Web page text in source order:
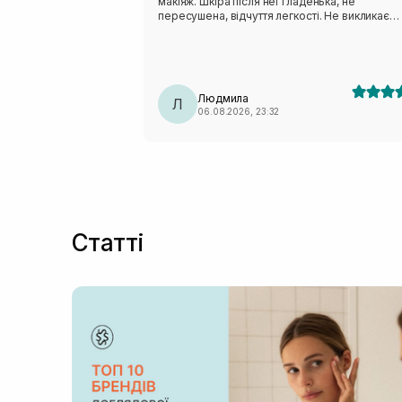
пересушена, відчуття легкості. Не викликає
Л Людмила
06.08.2026, 23:32
Статті